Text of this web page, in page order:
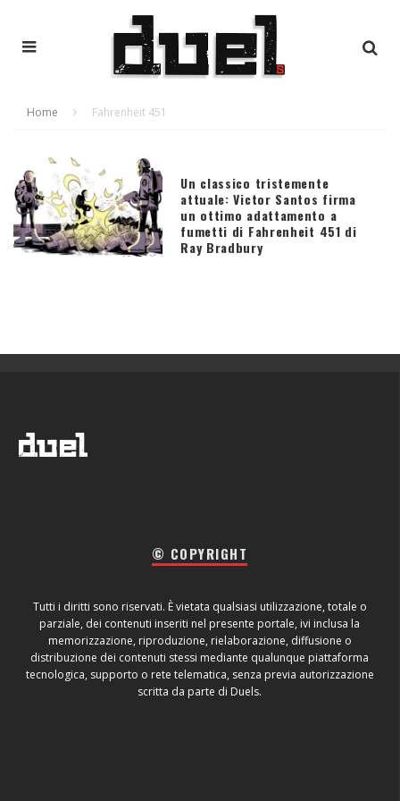
Home Fahrenheit 451
Un classico tristemente
attuale: Victor Santos firma
un ottimo adattamento a
fumetti di Fahrenheit 451 di
Ray Bradbury
© COPYRIGHT
Tutti i diritti sono riservati. È vietata qualsiasi utilizzazione, totale o
parziale, dei contenuti inseriti nel presente portale, ivi inclusa la
memorizzazione, riproduzione, rielaborazione, diffusione o
distribuzione dei contenuti stessi mediante qualunque piattaforma
tecnologica, supporto o rete telematica, senza previa autorizzazione
scritta da parte di Duels.